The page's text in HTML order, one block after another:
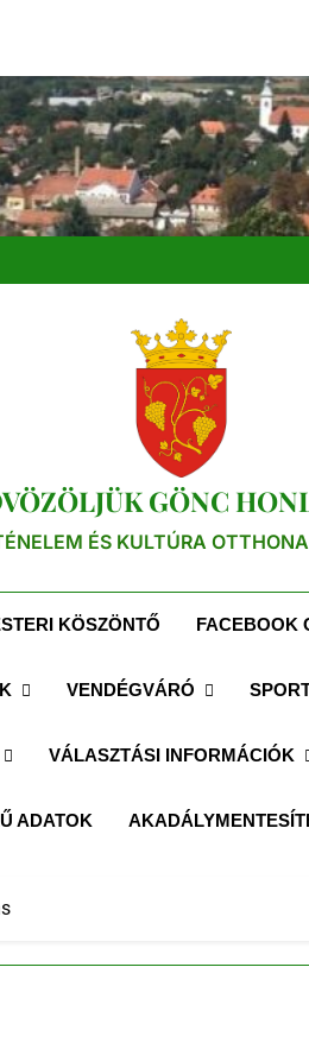
GÖNC
ÉS KULTÚRA
KÖSZÖNTŐ FACEBOOK
VENDÉGVÁRÓ
VÁLASZTÁSI INFORMÁCIÓK
ADATOK